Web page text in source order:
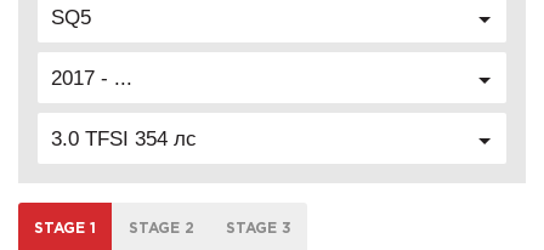
SQ5
2017 - ...
3.0 TFSI 354 лс
STAGE 1 STAGE 2 STAGE 3